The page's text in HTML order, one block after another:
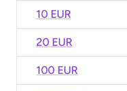
10 EUR
20 EUR
100 EUR